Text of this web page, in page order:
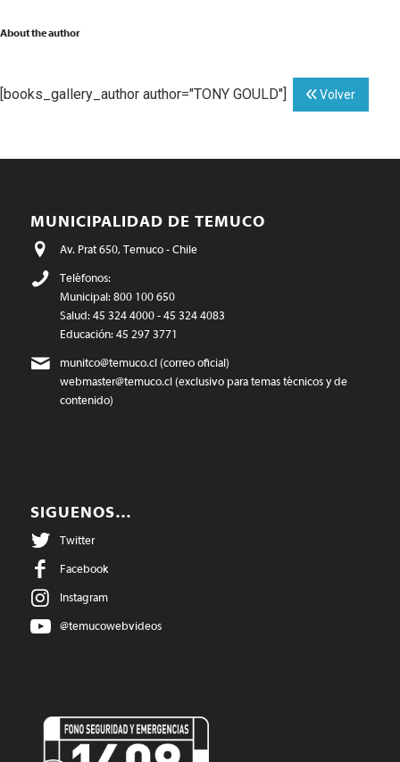
About the author
[books_gallery_author author="TONY GOULD"] Volver
MUNICIPALIDAD DE TEMUCO
Av. Prat 650, Temuco - Chile
Teléfonos:
Municipal: 800 100 650
Salud: 45 324 4000 - 45 324 4083
Educación: 45 297 3771
munitco@temuco.cl(correo oficial)
webmaster@temuco.cl(exclusivo para temas técnicos y de
contenido)
SIGUENOS…
Twitter
Facebook
Instagram
@temucowebvideos